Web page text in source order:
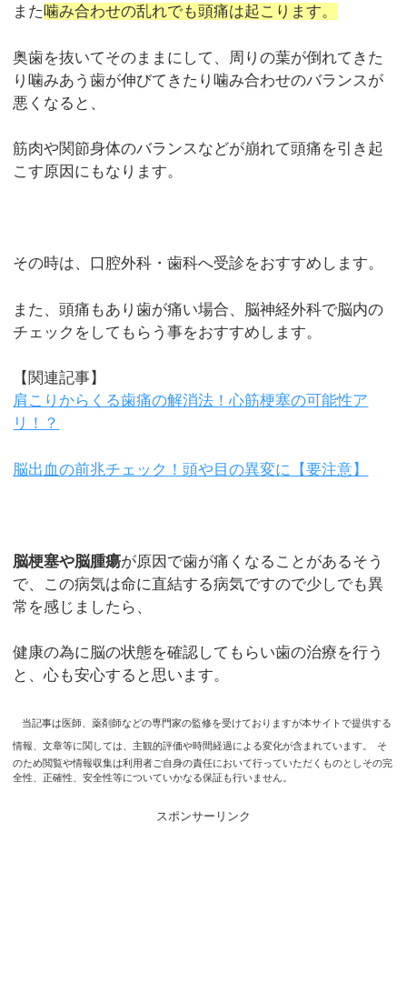
また噛み合わせの乱れでも頭痛は起こります。
奥歯を抜いてそのままにして、周りの葉が倒れてきた
り噛みあう歯が伸びてきたり噛み合わせのバランスが
悪くなると、
筋肉や関節身体のバランスなどが崩れて頭痛を引き起
こす原因にもなります。
その時は、口腔外科・歯科へ受診をおすすめします。
また、頭痛もあり歯が痛い場合、脳神経外科で脳内の
チェックをしてもらう事をおすすめします。
【関連記事】
肩こりからくる歯痛の解消法！心筋梗塞の可能性ア
リ！？
脳出血の前兆チェック！頭や目の異変に【要注意】
脳梗塞や脳腫瘍が原因で歯が痛くなることがあるそう
で、この病気は命に直結する病気ですので少しでも異
常を感じましたら、
健康の為に脳の状態を確認してもらい歯の治療を行う
と、心も安心すると思います。
当記事は医師、薬剤師などの専門家の監修を受けておりますが本サイトで提供する
情報、文章等に関しては、主観的評価や時間経過による変化が含まれています。
そ
のため閲覧や情報収集は利用者ご自身の責任において行っていただくものとしその完
全性、正確性、安全性等についていかなる保証も行いません。
スポンサーリンク